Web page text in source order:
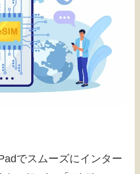
でスムーズにインター